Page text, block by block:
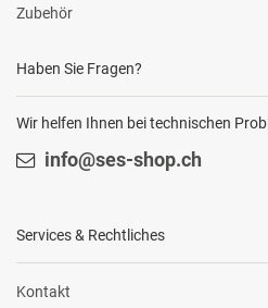
Zubehör
Haben Sie Fragen?
Wir helfen Ihnen bei technischen
info@ses-shop.ch
Services & Rechtliches
Kontakt